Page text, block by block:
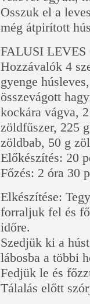
Osszuk el a
még átpirított
FALUSI LEVES
Hozzávalók 4
gyenge
összevágott
kockára vágva,
zöldfűszer, 225
zöldbab, 50 g
Előkészítés: 20
Főzés: 2 óra 30
Elkészítése:
forraljuk fel és
időre.
Szedjük ki a
lábosba a többi
Fedjük le és
Tálalás előtt